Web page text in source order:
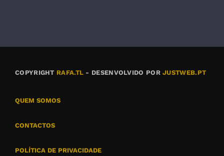
COPYRIGHT RAFA.TL - DESENVOLVIDO PORJUSTWEB.PT
QUEM SOMOS
CONTACTOS
POLÍTICA DE PRIVACIDADE